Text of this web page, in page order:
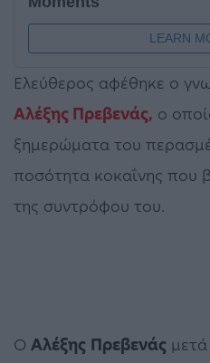
Ελεύθερος αφέθηκε ο
Αλέξης Πρεβενάς, ο
ξημερώματα του
ποσότητα κοκαΐνης που
της συντρόφου του.
Ο Αλέξης Πρεβενάς